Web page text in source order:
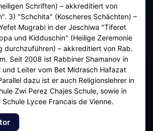
Schriften) – akkreditiert von
3) "Schchita" (Koscheres Schächten) –
Mugrabi in der Jeschiwa "Tiferet
und Kidduschin" (Heilige Zeremonie
durchzuführen) – akkreditiert von Rab.
Seit 2008 ist Rabbiner Shamanov in
und Leiter vom Bet Midrasch Hafazat
dazu ist er auch Religionslehrer in
Zwi Perez Chajes Schule, sowie in
Lycee Francais de Vienne.